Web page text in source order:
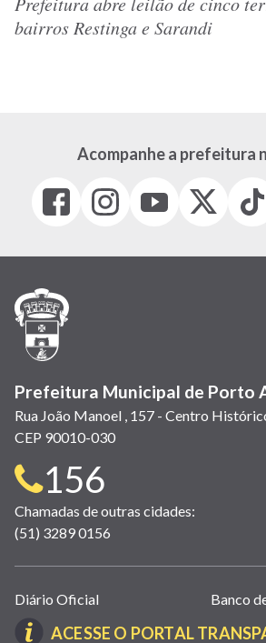
bairros Restinga e Sarandi
Acompanhe a prefeitura
Facebook
(link
em
janela)
Instagram
(link
em
(link
em
(Antigo
(link
Tiktok
(link
em
Prefeitura Municipal de Porto
Rua João Manoel , 157 - Centro
CEP 90010-030
Telefone
para
contato:
156
Chamadas de outras cidades:
(51) 3289 0156
Links
úteis
Diário Oficial Banco
ACESSE O PORTAL